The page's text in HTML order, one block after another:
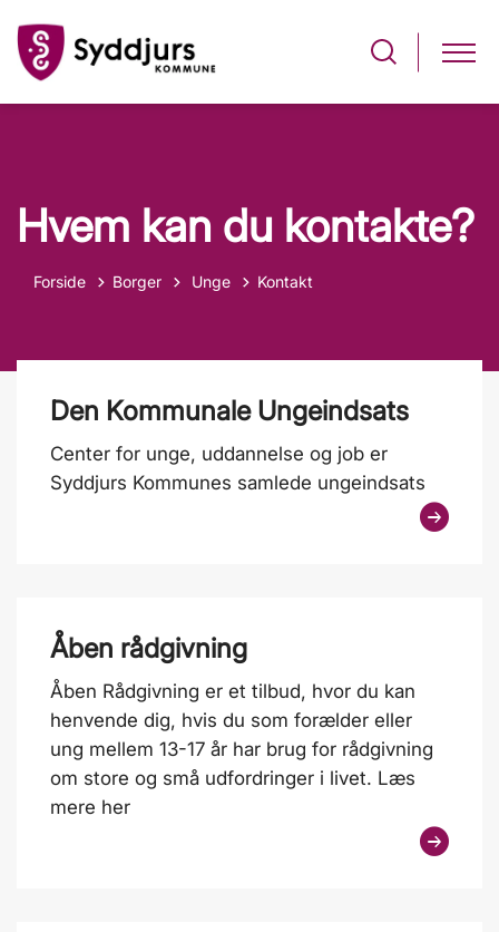
Hvem kan du kontakte?
Forside Borger Tilbage til
Unge Kontakt
Den Kommunale Ungeindsats
Center for unge, uddannelse og job er
Syddjurs Kommunes samlede ungeindsats
Åben rådgivning
Åben Rådgivning er et tilbud, hvor du kan
henvende dig, hvis du som forælder eller
ung mellem 13-17 år har brug for rådgivning
om store og små udfordringer i livet. Læs
mere her